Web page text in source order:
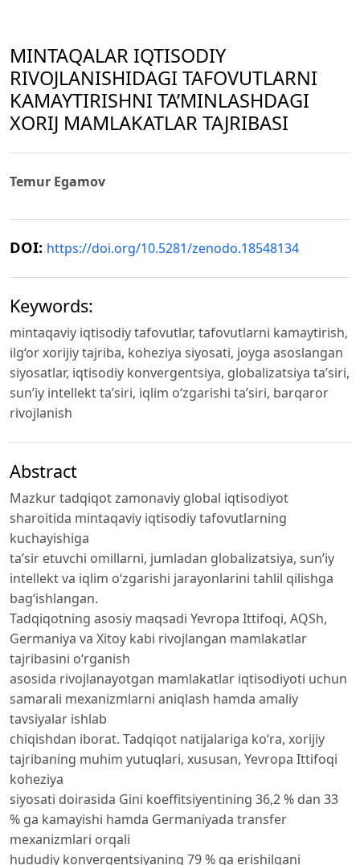
MINTAQALAR IQTISODIY
RIVOJLANISHIDAGI TAFOVUTLARNI
KAMAYTIRISHNI TA’MINLASHDAGI
XORIJ MAMLAKATLAR TAJRIBASI
Temur Egamov
DOI: https://doi.org/10.5281/zenodo.18548134
Keywords:
mintaqaviy iqtisodiy tafovutlar, tafovutlarni kamaytirish,
ilg‘or xorijiy tajriba, koheziya siyosati, joyga asoslangan
siyosatlar, iqtisodiy konvergentsiya, globalizatsiya ta’siri,
sun’iy intellekt ta’siri, iqlim o‘zgarishi ta’siri, barqaror
rivojlanish
Abstract
Mazkur tadqiqot zamonaviy global iqtisodiyot
sharoitida mintaqaviy iqtisodiy tafovutlarning
kuchayishiga
ta’sir etuvchi omillarni, jumladan globalizatsiya, sun’iy
intellekt va iqlim o‘zgarishi jarayonlarini tahlil qilishga
bag‘ishlangan.
Tadqiqotning asosiy maqsadi Yevropa Ittifoqi, AQSh,
Germaniya va Xitoy kabi rivojlangan mamlakatlar
tajribasini o‘rganish
asosida rivojlanayotgan mamlakatlar iqtisodiyoti uchun
samarali mexanizmlarni aniqlash hamda amaliy
tavsiyalar ishlab
chiqishdan iborat. Tadqiqot natijalariga ko‘ra, xorijiy
tajribaning muhim yutuqlari, xususan, Yevropa Ittifoqi
koheziya
siyosati doirasida Gini koeffitsiyentining 36,2 % dan 33
% ga kamayishi hamda Germaniyada transfer
mexanizmlari orqali
hududiy konvergentsiyaning 79 % ga erishilgani